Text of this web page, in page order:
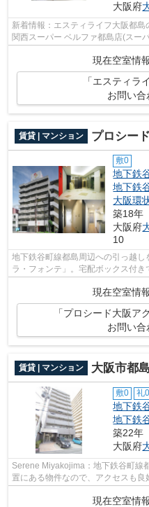
大阪府
新着情報：エスティライフ大阪都
関西スーパー ベルファ都島店(スー
現在空室情
「エスティラ
お問い合
賃貸 | マンション プロシード
敷0
地下鉄
地下鉄
大阪環
築18年
大阪府
10
地下鉄谷町線都島周辺への引っ越し
ラ・フォンテ」。宅配ボックス付
現在空室情
「プロシード大阪ア
お問い合
賃貸 | マンション 大阪市都島区
敷0 礼0
地下鉄
地下鉄
築22年
大阪府
Serene Miyakojima：地下鉄谷町線
置にある物件なので、アクセスも良
があります。外装にこだわったオシ
現在空室情